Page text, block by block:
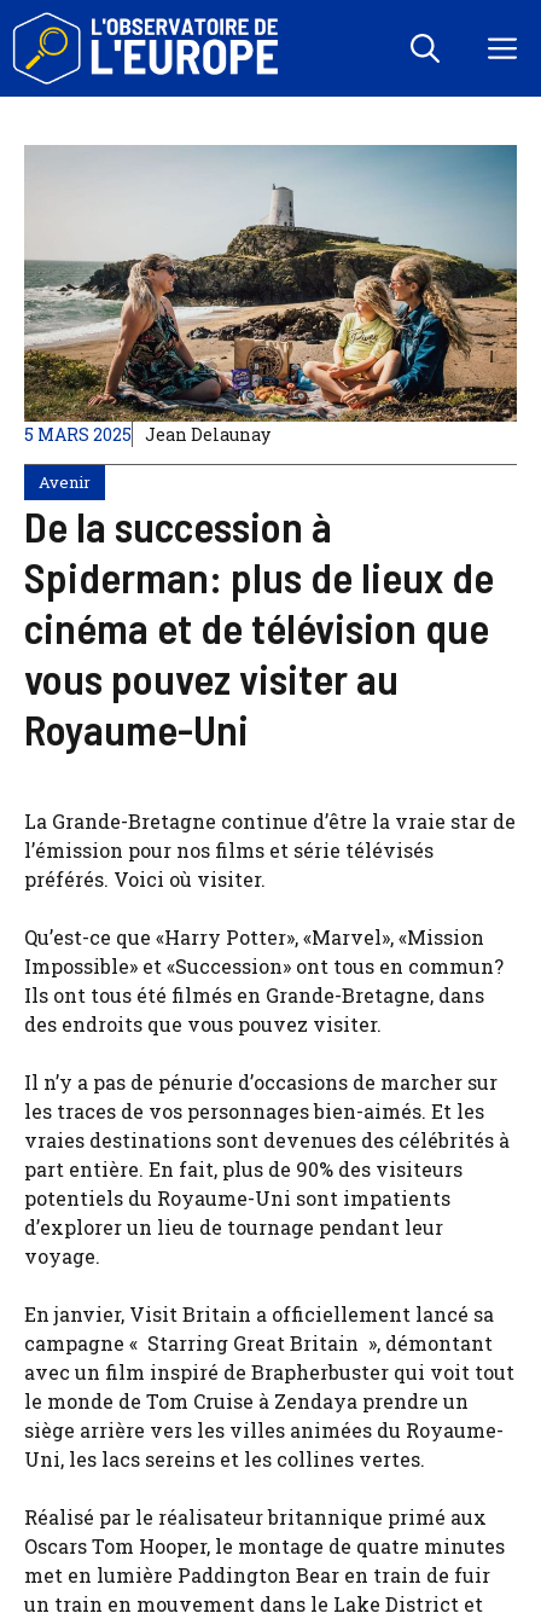
Aller
contenu
5 MARS 2025 Jean Delaunay
Avenir
De la succession à
Spiderman: plus de lieux de
cinéma et de télévision que
vous pouvez visiter au
Royaume-Uni
La Grande-Bretagne continue d’être la vraie star de
l’émission pour nos films et série télévisés
préférés. Voici où visiter.
Qu’est-ce que «Harry Potter», «Marvel», «Mission
Impossible» et «Succession» ont tous en commun?
Ils ont tous été filmés en Grande-Bretagne, dans
des endroits que vous pouvez visiter.
Il n’y a pas de pénurie d’occasions de marcher sur
les traces de vos personnages bien-aimés. Et les
vraies destinations sont devenues des célébrités à
part entière. En fait, plus de 90% des visiteurs
potentiels du Royaume-Uni sont impatients
d’explorer un lieu de tournage pendant leur
voyage.
En janvier, Visit Britain a officiellement lancé sa
campagne « Starring Great Britain », démontant
avec un film inspiré de Brapherbuster qui voit tout
le monde de Tom Cruise à Zendaya prendre un
siège arrière vers les villes animées du Royaume-
Uni, les lacs sereins et les collines vertes.
Réalisé par le réalisateur britannique primé aux
Oscars Tom Hooper, le montage de quatre minutes
met en lumière Paddington Bear en train de fuir
un train en mouvement dans le Lake District et